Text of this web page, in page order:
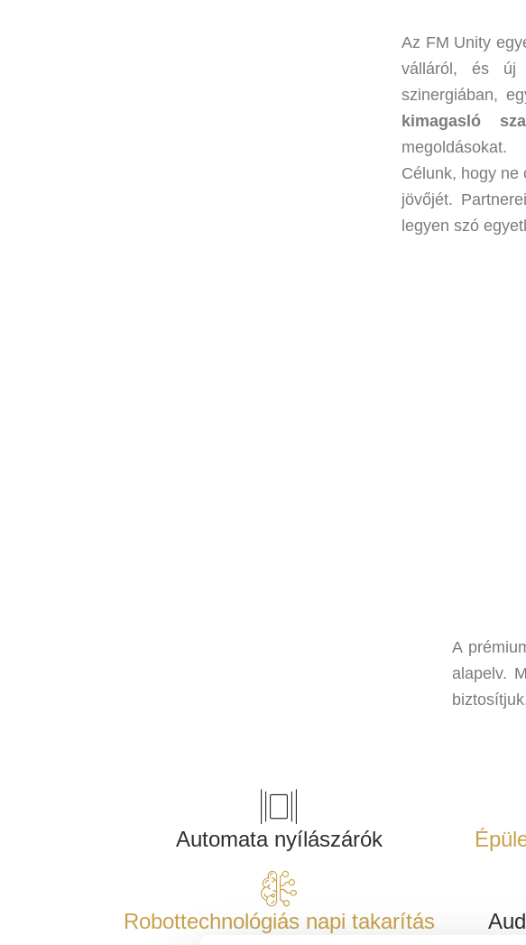
Az FM Unity
válláról, és új
szinergiában,
kimagasló
megoldásokat.
Célunk, hogy ne
jövőjét.
legyen szó
A
alapelv.
Automata nyílászárók
Robottechnológiás napi takarítás